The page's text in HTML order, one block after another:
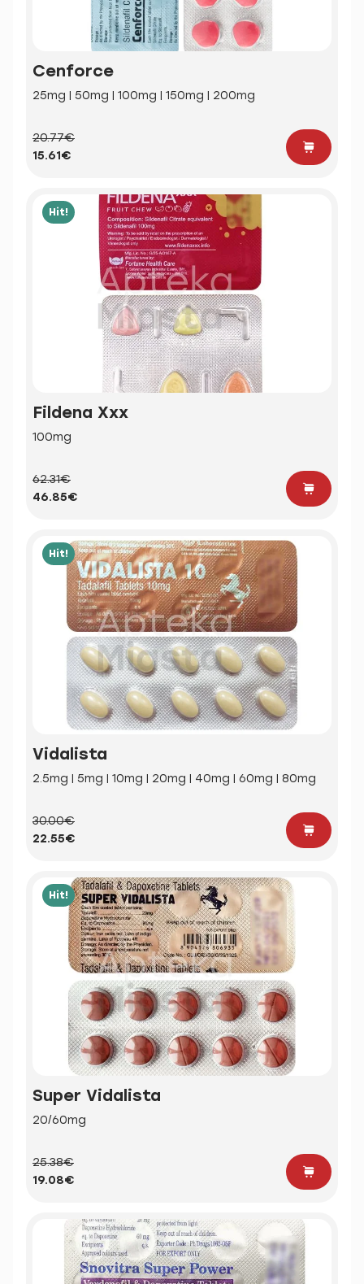
Cenforce
25mg | 50mg | 100mg | 150mg | 200mg
20.77€
15.61€
Hit!
Fildena Xxx
100mg
62.31€
46.85€
Hit!
Vidalista
2.5mg | 5mg | 10mg | 20mg | 40mg | 60mg | 80mg
30.00€
22.55€
Hit!
Super Vidalista
20/60mg
25.38€
19.08€